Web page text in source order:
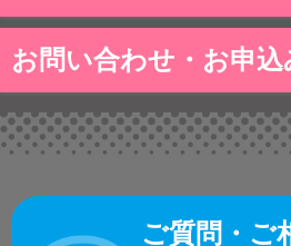
お問い合わせ・お申込
ご質問・ご